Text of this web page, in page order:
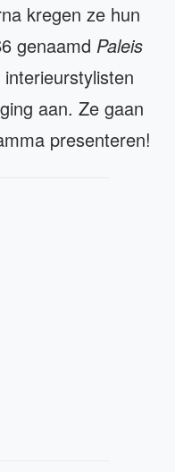
kregen ze hun
genaamd Paleis
aan. Ze gaan
presenteren!